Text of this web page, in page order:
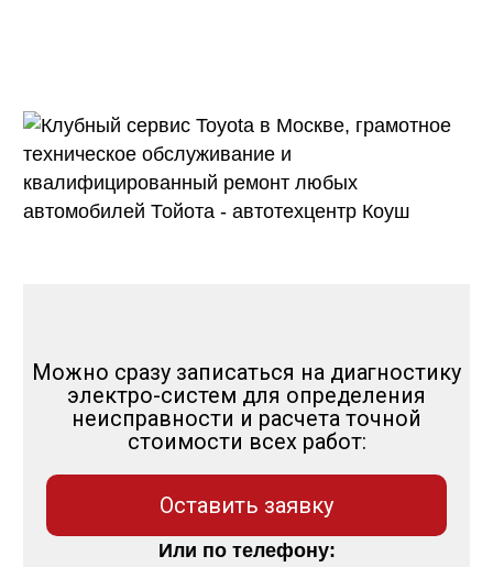
Можно сразу записаться на диагностику
электро-систем для определения
неисправности и расчета точной
стоимости всех работ:
Оставить заявку
Или по телефону: